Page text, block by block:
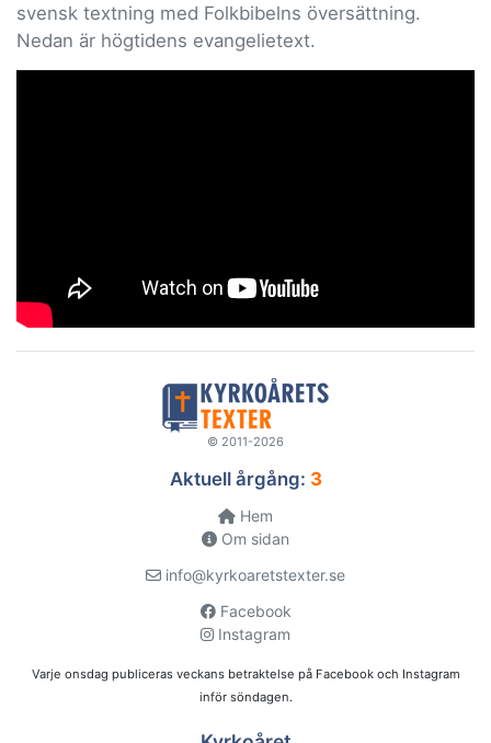
svensk textning med Folkbibelns översättning.
Nedan är högtidens evangelietext.
© 2011-2026
Aktuell årgång: 3
Hem
Om sidan
info@kyrkoaretstexter.se
Facebook
Instagram
Varje onsdag publiceras veckans betraktelse på Facebook och Instagram
inför söndagen.